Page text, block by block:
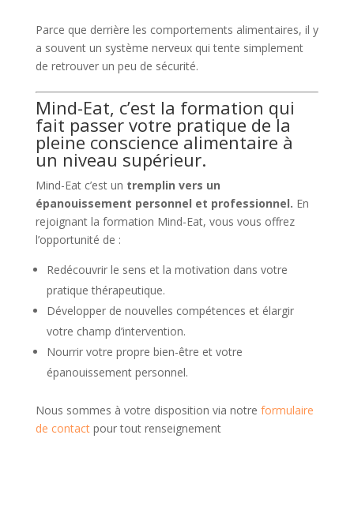
Parce que derrière les comportements alimentaires, il y
a souvent un système nerveux qui tente simplement
de retrouver un peu de sécurité.
Mind-Eat, c’est la formation qui
fait passer votre pratique de la
pleine conscience alimentaire à
un niveau supérieur.
Mind-Eat c’est un tremplin vers un
épanouissement personnel et professionnel. En
rejoignant la formation Mind-Eat, vous vous offrez
l’opportunité de :
Redécouvrir le sens et la motivation dans votre
pratique thérapeutique.
Développer de nouvelles compétences et élargir
votre champ d’intervention.
Nourrir votre propre bien-être et votre
épanouissement personnel.
Nous sommes à votre disposition via notre formulaire
de contact pour tout renseignement